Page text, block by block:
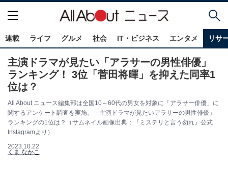
連載 ライフ グルメ 社会 IT・ビジネス エンタメ リサ
主演ドラマが見たい「アラサーの男性俳優」
ランキング！ 3位「菅田将暉」を抑えた同率1
位は？
All About ニュース編集部は全国10～60代の男女を対象に「アラサー俳優」に
関するアンケート調査を実施。「主演ドラマが見たいアラサーの男性俳優」
ランキングの1位は？（サムネイル画像出典：『ミステリと言う勿れ』公式
Instagramより）
2023.10.22
くま なかこ